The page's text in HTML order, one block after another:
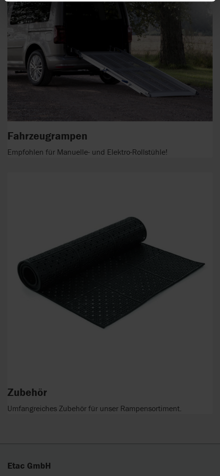
Fahrzeugrampen
Empfohlen für Manuelle- und Elektro-Rollstühle!
Zubehör
Umfangreiches Zubehör für unser Rampensortiment.
Etac GmbH